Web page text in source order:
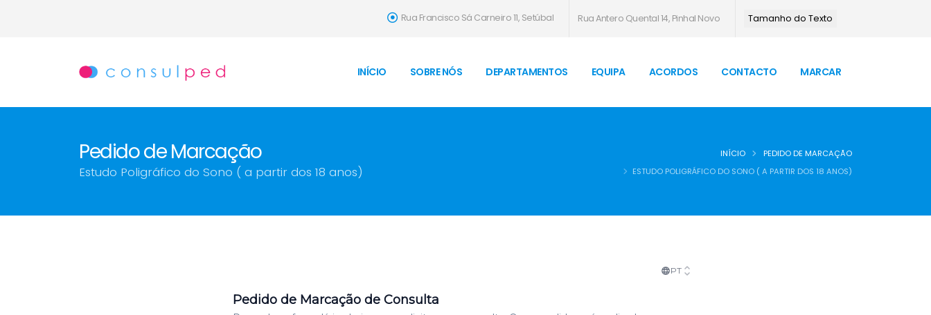
Rua Francisco Sá Carneiro 11, Setúbal Rua Antero Quental 14, Pinhal Novo Tamanho do Texto
INÍCIO SOBRE NÓS DEPARTAMENTOS EQUIPA ACORDOS CONTACTO MARCAR
Pedido de Marcação
Estudo Poligráfico do Sono ( a partir dos 18 anos)
INÍCIO
PEDIDO DE MARCAÇÃO
ESTUDO POLIGRÁFICO DO SONO ( A PARTIR DOS 18 ANOS)